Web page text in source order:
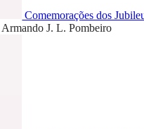
Comemorações dos
Armando J. L. Pombeiro